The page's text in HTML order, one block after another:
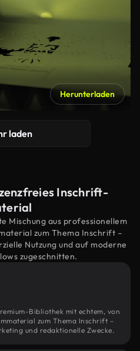
Herunterladen
laden
Inschrift-
Mischung aus professionellem
zum Thema Inschrift –
Nutzung und auf moderne
zugeschnitten.
Bibliothek mit echtem, von
zum Thema Inschrift –
und redaktionelle Zwecke.